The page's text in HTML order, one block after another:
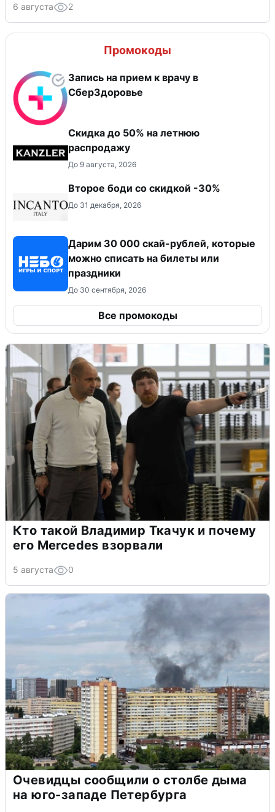
6 августа 2
Промокоды
Запись на прием к врачу в
СберЗдоровье
Скидка до 50% на летнюю
распродажу
До 9 августа, 2026
Второе боди со скидкой -30%
До 31 декабря, 2026
Дарим 30 000 скай-рублей, которые
можно списать на билеты или
праздники
До 30 сентября, 2026
Все промокоды
Кто такой Владимир Ткачук и почему
его Mercedes взорвали
5 августа 0
Очевидцы сообщили о столбе дыма
на юго-западе Петербурга